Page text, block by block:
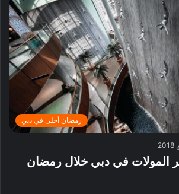
رمضان أحلى في دبي
المولات في دبي خلال رمضان